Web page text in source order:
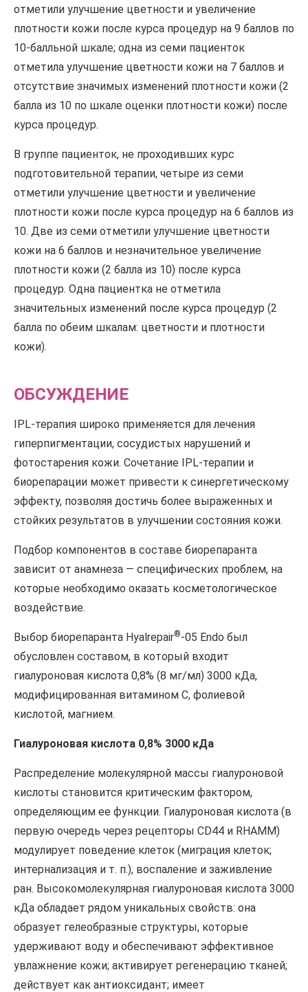
отметили улучшение цветности и увеличение
плотности кожи после курса процедур на 9 баллов по
10-балльной шкале; одна из семи пациенток
отметила улучшение цветности кожи на 7 баллов и
отсутствие значимых изменений плотности кожи (2
балла из 10 по шкале оценки плотности кожи) после
курса процедур.
В группе пациенток, не проходивших курс
подготовительной терапии, четыре из семи
отметили улучшение цветности и увеличение
плотности кожи после курса процедур на 6 баллов из
10. Две из семи отметили улучшение цветности
кожи на 6 баллов и незначительное увеличение
плотности кожи (2 балла из 10) после курса
процедур. Одна пациентка не отметила
значительных изменений после курса процедур (2
балла по обеим шкалам: цветности и плотности
кожи).
ОБСУЖДЕНИЕ
IPL-терапия широко применяется для лечения
гиперпигментации, сосудистых нарушений и
фотостарения кожи. Сочетание IPL-терапии и
биорепарации может привести к синергетическому
эффекту, позволяя достичь более выраженных и
стойких результатов в улучшении состояния кожи.
Подбор компонентов в составе биорепаранта
зависит от анамнеза — специфических проблем, на
которые необходимо оказать косметологическое
воздействие.
Выбор биорепаранта Hyalrepair®-05 Endo был
обусловлен составом, в который входит
гиалуроновая кислота 0,8% (8 мг/мл) 3000 кДа,
модифицированная витамином С, фолиевой
кислотой, магнием.
Гиалуроновая кислота 0,8% 3000 кДа
Распределение молекулярной массы гиалуроновой
кислоты становится критическим фактором,
определяющим ее функции. Гиалуроновая кислота (в
первую очередь через рецепторы CD44 и RHAMM)
модулирует поведение клеток (миграция клеток;
интернализация и т. п.), воспаление и заживление
ран. Высокомолекулярная гиалуроновая кислота 3000
кДа обладает рядом уникальных свойств: она
образует гелеобразные структуры, которые
удерживают воду и обеспечивают эффективное
увлажнение кожи; активирует регенерацию тканей;
действует как антиоксидант; имеет